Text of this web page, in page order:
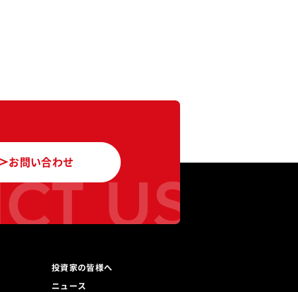
us
お問い合わせ
投資家の皆様へ
ニュース